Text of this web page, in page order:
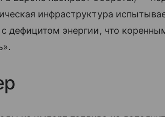
инфраструктура
дефицитом энергии, что